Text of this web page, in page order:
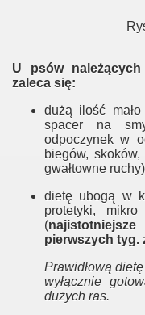
U psów
zaleca się:
dużą ilość
spacer na
odpoczynek w
biegów,
gwałtowne
dietę ubogą w
protetyki, mikro
(
pierwszych tyg.
Prawidłową
wyłącznie
dużych ras.